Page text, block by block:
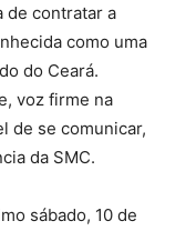
de contratar a
como uma
do Ceará.
voz firme na
de se comunicar,
da SMC.
sábado, 10 de